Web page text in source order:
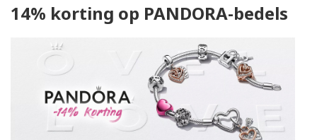
14% korting op PANDORA-bedels